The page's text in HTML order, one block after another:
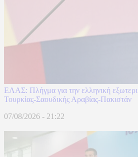
ΕΛΑΣ: Πλήγμα για την ελληνική
Τουρκίας-Σαουδικής Αραβίας-Πακιστάν
07/08/2026 - 21:22